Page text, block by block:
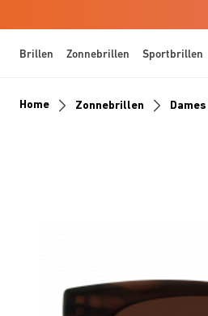
Brillen Zonnebrillen Sportbrillen
Home Zonnebrillen